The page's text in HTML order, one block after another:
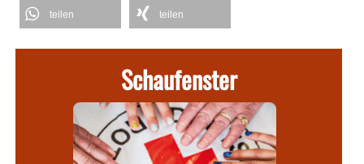
teilen teilen
Schaufenster